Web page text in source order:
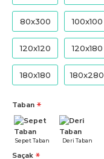
80x300 100x100
120x120 120x180
180x180 180x280
Taban
Sepet Taban Deri Taban
Saçak